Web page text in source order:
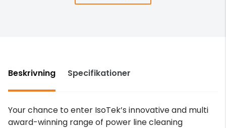
Beskrivning Specifikationer
Your chance to enter IsoTek’s innovative and multi
award-winning range of power line cleaning